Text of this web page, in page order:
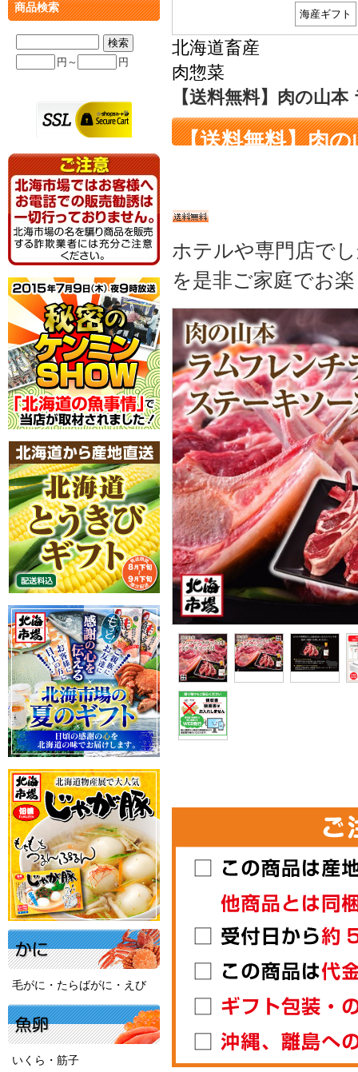
海産ギフト
北海道畜産
肉惣菜
【送料無料】肉の山
【送料無料】肉
ホテルや専門店で
を是非ご家庭でお
商品検索
円～ 円
毛がに・たらばがに・えび
いくら・筋子